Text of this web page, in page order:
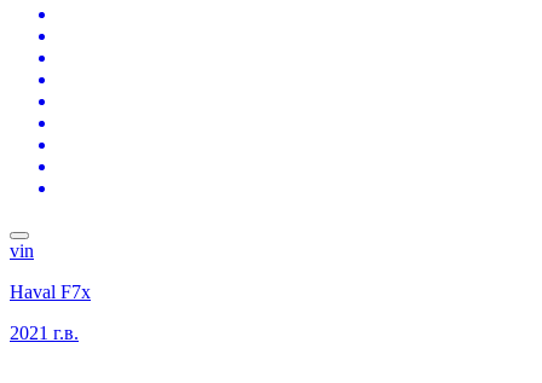
vin
Haval F7x
2021 г.в.